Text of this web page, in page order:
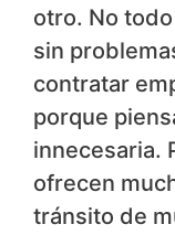
otro. No
sin
contratar
porque
innecesaria.
ofrecen
tránsito de